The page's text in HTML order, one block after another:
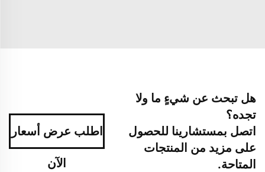
هل تبحث عن شيءٍ ما ولا
تجده؟
اتصل بمستشارينا للحصول
على مزيد من المنتجات
المتاحة.
اطلب عرض أسعار
الآن